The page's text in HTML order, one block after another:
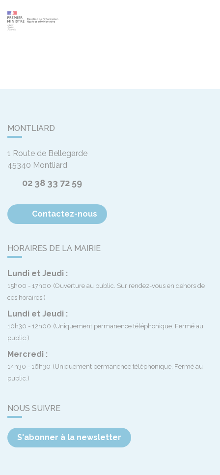
MONTLIARD
1 Route de Bellegarde
45340 Montliard
02 38 33 72 59
Contactez-nous
HORAIRES DE LA MAIRIE
Lundi et Jeudi :
15h00 - 17h00 (Ouverture au public. Sur rendez-vous en dehors de
ces horaires.)
Lundi et Jeudi :
10h30 - 12h00 (Uniquement permanence téléphonique. Fermé au
public.)
Mercredi :
14h30 - 16h30 (Uniquement permanence téléphonique. Fermé au
public.)
NOUS SUIVRE
S'abonner à la newsletter